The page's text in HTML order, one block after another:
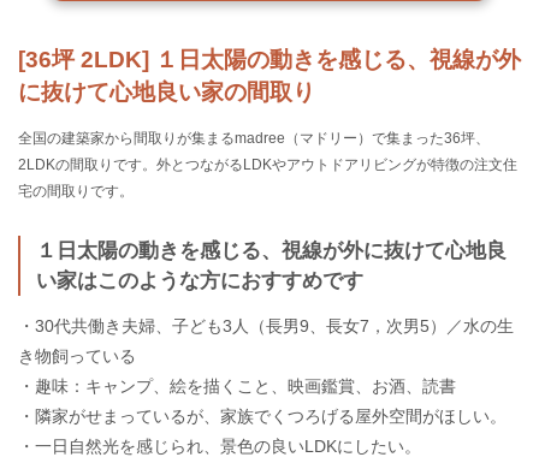
[36坪 2LDK] １日太陽の動きを感じる、視線が外
に抜けて心地良い家の間取り
全国の建築家から間取りが集まるmadree（マドリー）で集まった36坪、
2LDKの間取りです。外とつながるLDKやアウトドアリビングが特徴の注文住
宅の間取りです。
１日太陽の動きを感じる、視線が外に抜けて心地良
い家はこのような方におすすめです
・30代共働き夫婦、子ども3人（長男9、長女7，次男5）／水の生
き物飼っている
・趣味：キャンプ、絵を描くこと、映画鑑賞、お酒、読書
・隣家がせまっているが、家族でくつろげる屋外空間がほしい。
・一日自然光を感じられ、景色の良いLDKにしたい。